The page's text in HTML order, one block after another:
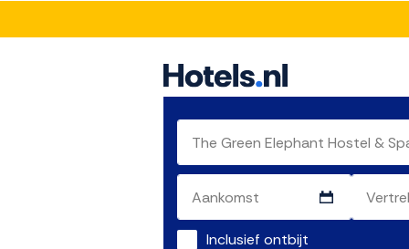
Inclusief ontbijt